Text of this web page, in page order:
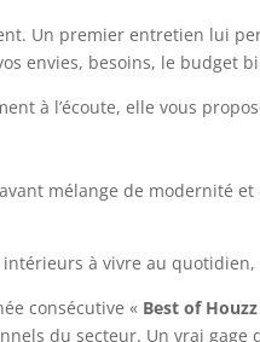
Un premier entretien lui
envies, besoins, le budget
à l’écoute, elle vous
mélange de modernité et
intérieurs à vivre au
consécutive « Best of Houzz
du secteur. Un vrai gage